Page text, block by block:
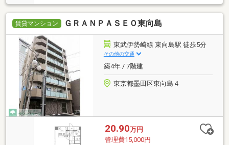
賃貸マンション ＧＲＡＮＰＡＳＥＯ東向島
東武伊勢崎線 東向島駅 徒歩5分
その他の交通
築4年 / 7階建
東京都墨田区東向島４
20.90万円
管理費15,000円